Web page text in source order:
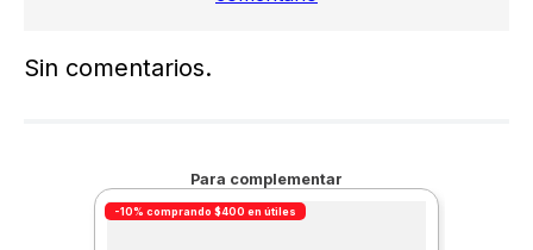
Sin comentarios.
Para complementar
-10% comprando $400 en útiles